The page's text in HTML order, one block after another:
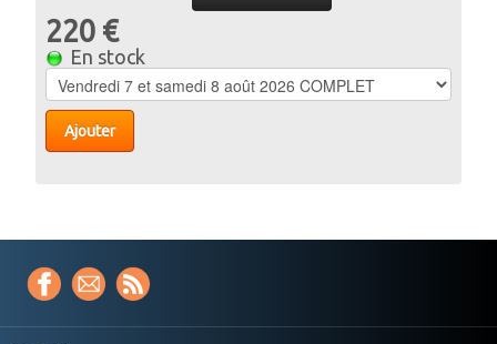
220 €
En stock
Ajouter